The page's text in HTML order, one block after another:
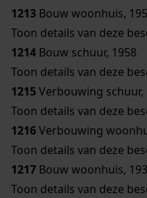
1213 Bouw woonhuis,
Toon details van deze
1214 Bouw schuur, 1958
Toon details van deze
1215Verbouwing schuur,
Toon details van deze
1216Verbouwing
Toon details van deze
1217 Bouw woonhuis,
Toon details van deze